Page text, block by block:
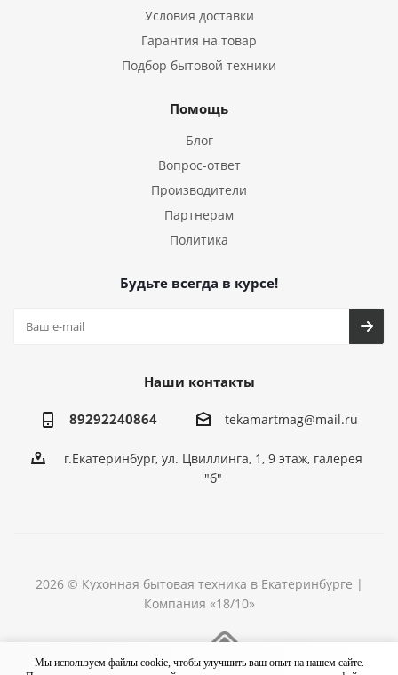
Условия доставки
Гарантия на товар
Подбор бытовой техники
Помощь
Блог
Вопрос-ответ
Производители
Партнерам
Политика
Будьте всегда в курсе!
Наши контакты
89292240864 tekamartmag@mail.ru
г.Екатеринбург, ул. Цвиллинга, 1, 9 этаж, галерея
"б"
2026 © Кухонная бытовая техника в Екатеринбурге |
Компания «18/10»
Мы используем файлы cookie, чтобы улучшить ваш опыт на нашем сайте.